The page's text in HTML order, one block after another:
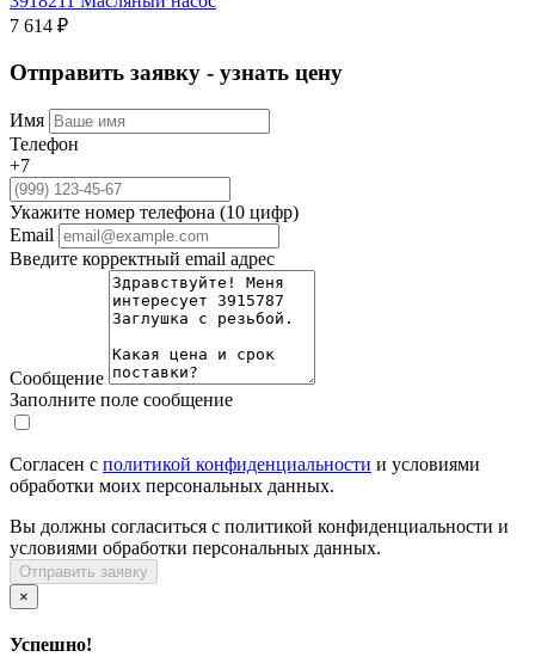
7 614 ₽
Отправить заявку - узнать цену
Имя
Телефон
+7
Укажите номер телефона (10 цифр)
Email
Введите корректный email адрес
Сообщение
Заполните поле сообщение
Согласен с политикой конфиденциальности и условиями
обработки моих персональных данных.
Вы должны согласиться с политикой конфиденциальности и
условиями обработки персональных данных.
Отправить заявку
×
Успешно!